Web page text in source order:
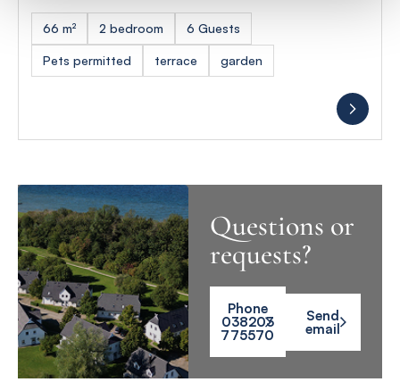
66 m² 2 bedroom 6 Guests
Pets permitted terrace garden
Questions or
requests?
Phone
038203
775570
Send
email